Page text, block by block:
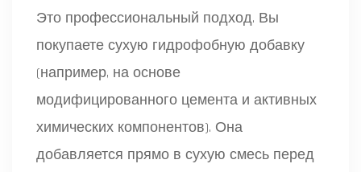
Это профессиональный подход. Вы
покупаете сухую гидрофобную добавку
(например, на основе
модифицированного цемента и активных
химических компонентов). Она
добавляется прямо в сухую смесь перед